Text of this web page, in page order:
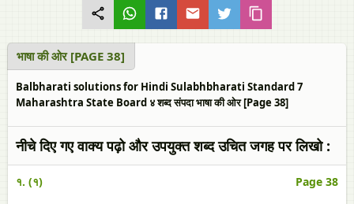
भाषा की ओर [PAGE 38]
Balbharati solutions for Hindi Sulabhbharati Standard 7
Maharashtra State Board ४ शब्द संपदा भाषा की ओर [Page 38]
नीचे दिए गए वाक्य पढ़ो और उपयुक्त शब्द उचित जगह पर लिखो :
१. (१) Page 38